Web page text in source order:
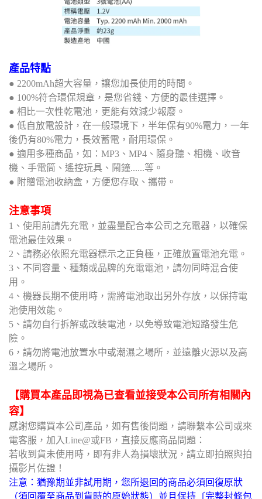
產品特點
● 2200mAh超大容量，讓您加長使用的時間。
● 100%符合環保規章，是您省錢、方便的最佳選擇。
● 相比一次性乾電池，更能有效減少報廢。
● 低自放電設計，在一般環境下，半年保有90%電力，一年
後仍有80%電力，長效蓄電，耐用環保。
● 適用多種商品，如：MP3、MP4、隨身聽、相機、收音
機、手電筒、遙控玩具、鬧鐘......等。
● 附贈電池收納盒，方便您存取、攜帶。
注意事項
1、使用前請先充電，並盡量配合本公司之充電器，以確保
電池最佳效果。
2、請務必依照充電器標示之正負極，正確放置電池充電。
3、不同容量、種類或品牌的充電電池，請勿同時混合使
用。
4、機器長期不使用時，需將電池取出另外存放，以保持電
池使用效能。
5、請勿自行拆解或改裝電池，以免導致電池短路發生危
險。
6，請勿將電池放置水中或潮濕之場所，並遠離火源以及高
溫之場所。
【購買本產品即視為已查看並接受本公司所有相關內
容】
感謝您購買本公司產品，如有售後問題，請聯繫本公司或來
電客服，加入Line@或FB，直接反應商品問題：
若收到貨未使用時，即有非人為損壞狀況，請立即拍照與拍
攝影片佐證！
注意：猶豫期並非試用期，您所退回的商品必須回復原狀
（須回覆至商品到貨時的原始狀態）並且保持〔完整封條包